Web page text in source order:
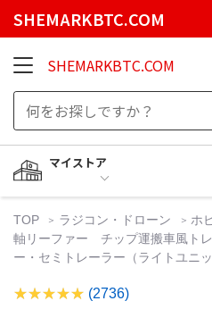
SHEMARKBTC.COM
SHEMARKBTC.COM
マイストア
TOP ラジコン・ドローン ホ
軸リーファー チップ運搬車風ト
ー・セミトレーラー（ライトユニ
(2736)